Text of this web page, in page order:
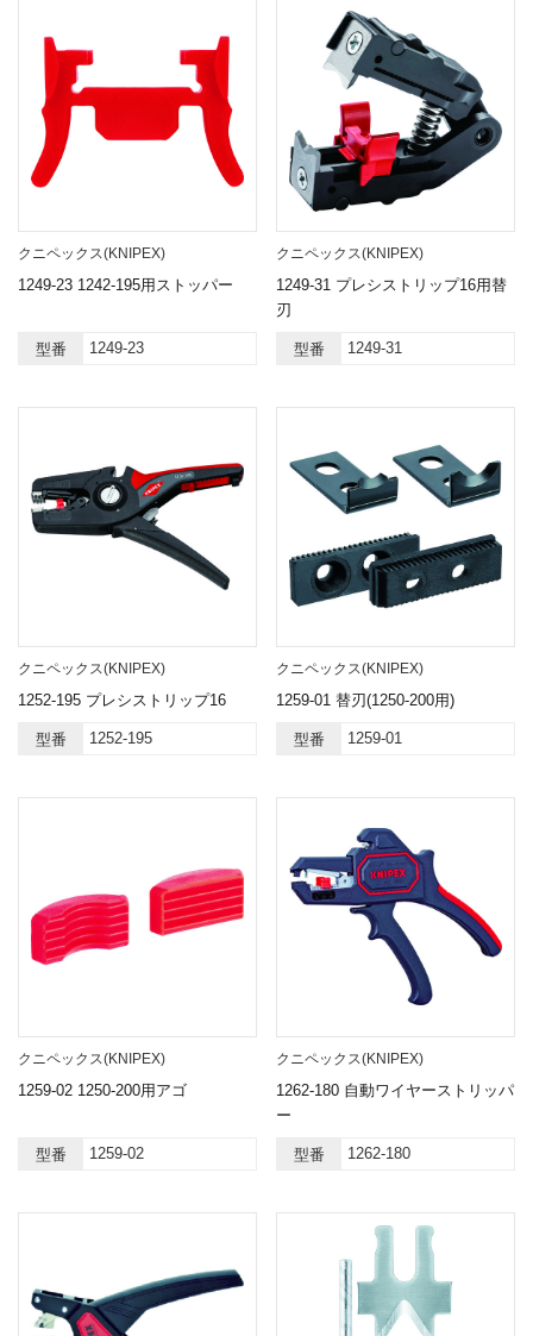
クニペックス(KNIPEX)
1249-23 1242-195用ストッパー
型番 1249-23
クニペックス(KNIPEX)
1249-31 プレシストリップ16用替
刃
型番 1249-31
クニペックス(KNIPEX)
1252-195 プレシストリップ16
型番 1252-195
クニペックス(KNIPEX)
1259-01 替刃(1250-200用)
型番 1259-01
クニペックス(KNIPEX)
1259-02 1250-200用アゴ
型番 1259-02
クニペックス(KNIPEX)
1262-180 自動ワイヤーストリッパ
ー
型番 1262-180